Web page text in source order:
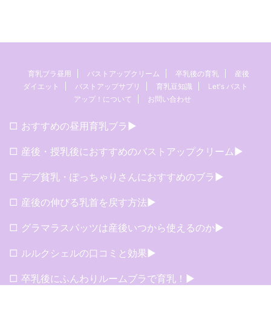
育乳ブラ昼用 バストアップクリーム 卒乳後の育乳
産後
ダイエット
バストアップサプリ 育乳豆知識
Let's バスト
アップ！について
お問い合わせ
□ おすすめの昼用育乳ブラ▶︎
□ 産後・授乳後におすすめのバストアップクリーム▶︎
□ デブ貧乳・ぽっちゃりさんにおすすめのブラ▶︎
□ 産後の伸びる乳首を戻す方法▶︎
□ グラマラスパッツは産後いつから使えるのか▶︎
□ ルルクシェルの口コミと効果▶︎
□ 卒乳後にふんわりルームブラで育乳！▶︎